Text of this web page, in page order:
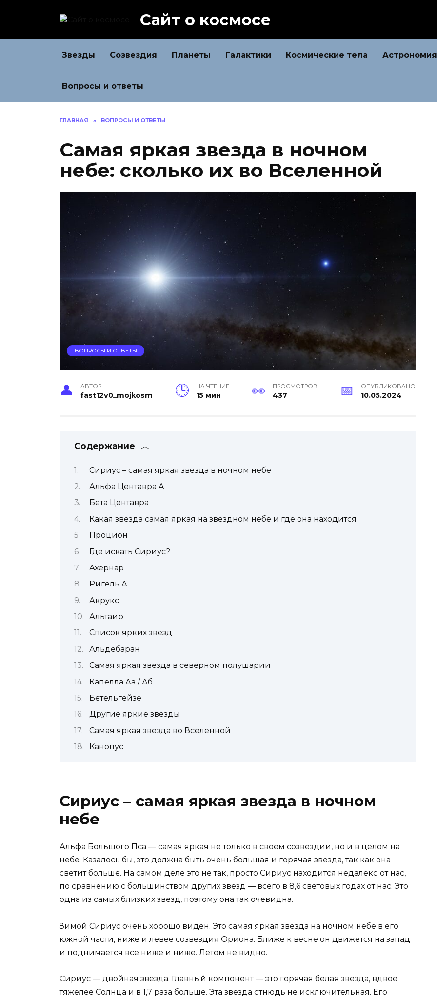
Сайт о космосе
Звезды Созвездия Планеты Галактики Космические тела Астрономия
Вопросы и ответы
ГЛАВНАЯ » ВОПРОСЫ И ОТВЕТЫ
Самая яркая звезда в ночном
небе: сколько их во Вселенной
ВОПРОСЫ И ОТВЕТЫ
АВТОР
fast12v0_mojkosm
НА ЧТЕНИЕ
15 мин
ПРОСМОТРОВ
437
ОПУБЛИКОВАНО
10.05.2024
Содержание
Сириус – самая яркая звезда в ночном небе
Альфа Центавра A
Бета Центавра
Какая звезда самая яркая на звездном небе и где она находится
Процион
Где искать Сириус?
Ахернар
Ригель А
Акрукс
Альтаир
Список ярких звезд
Альдебаран
Самая яркая звезда в северном полушарии
Капелла Аа / Аб
Бетельгейзе
Другие яркие звёзды
Самая яркая звезда во Вселенной
Канопус
Сириус – самая яркая звезда в ночном
небе
Альфа Большого Пса — самая яркая не только в своем созвездии, но и в целом на
небе. Казалось бы, это должна быть очень большая и горячая звезда, так как она
светит больше. На самом деле это не так, просто Сириус находится недалеко от нас,
по сравнению с большинством других звезд — всего в 8,6 световых годах от нас. Это
одна из самых близких звезд, поэтому она так очевидна.
Зимой Сириус очень хорошо виден. Это самая яркая звезда на ночном небе в его
южной части, ниже и левее созвездия Ориона. Ближе к весне он движется на запад
и поднимается все ниже и ниже. Летом не видно.
Сириус — двойная звезда. Главный компонент — это горячая белая звезда, вдвое
тяжелее Солнца и в 1,7 раза больше. Эта звезда отнюдь не исключительная. Его